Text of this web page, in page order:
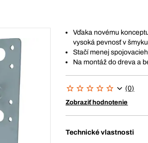
Vďaka novému
vysoká pevnosť v šmyku
Stačí menej
Na montáž do dreva a
(0)
Zobraziť hodnotenie
Technické vlastnosti